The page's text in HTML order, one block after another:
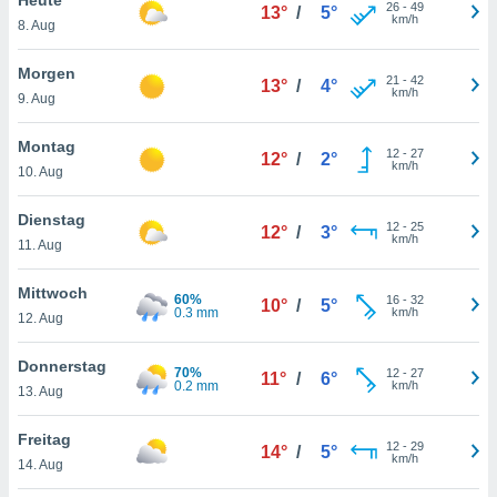
oder
Partner
es uns
das
der
Profil zu
Ihnen
finden
. Sie
jederzeit
Rand
8. Aug
13° / 5° 26- 49
km/h
Morgen
9. Aug
13° / 4° 21 - 42
km/h
Montag
10. Aug
12° / 2° 12- 27
km/h
Dienstag
11. Aug
12° / 3° 12- 25
km/h
Mittwoch
12. Aug
60%
0.3 mm
10° / 5° 16- 32
km/h
Donnerstag
13. Aug
70%
0.2 mm
11° / 6° 12- 27
km/h
Freitag
14. Aug
14° / 5° 12- 29
km/h